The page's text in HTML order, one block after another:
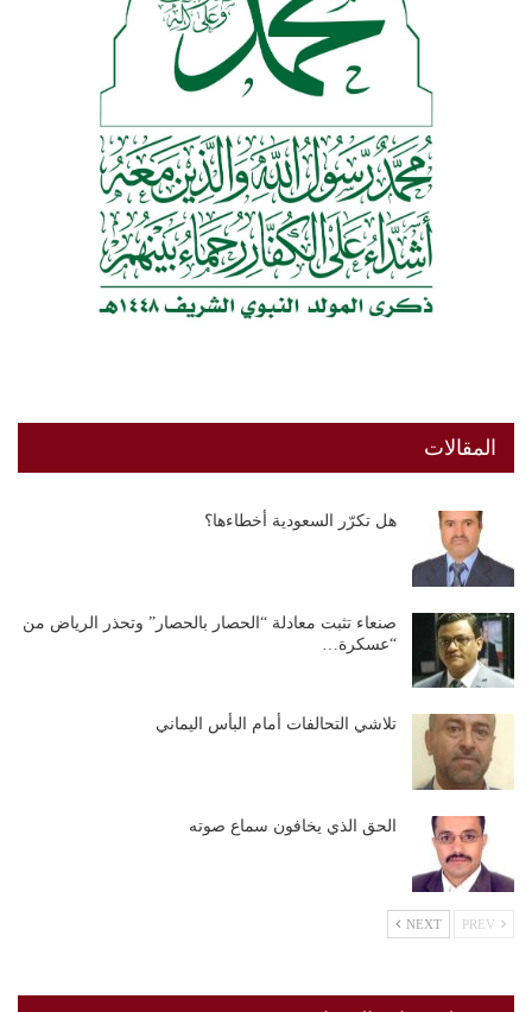
المقالات
هل تكرّر السعودية أخطاءها؟
صنعاء تثبت معادلة “الحصار بالحصار” وتحذر الرياض من
“عسكرة…
تلاشي التحالفات أمام البأس اليماني
الحق الذي يخافون سماع صوته
NEXT